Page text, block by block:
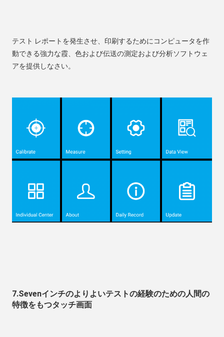
テスト レポートを発生させ、印刷するためにコンピュータを作
動できる強力な霞、色および伝送の測定および分析ソフトウェ
アを提供しなさい。
7.Sevenインチのよりよいテストの経験のための人間の
特徴をもつタッチ画面